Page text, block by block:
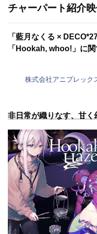
チャーパート紹介映
「藍月なくる ×
「Hookah, whoo!」に
株式会社アニプレック
非日常が織りなす、甘